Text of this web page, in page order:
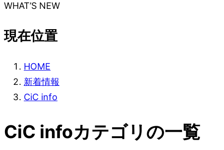
WHAT’S NEW
現在位置
HOME
新着情報
CiC info
CiC infoカテゴリの一覧